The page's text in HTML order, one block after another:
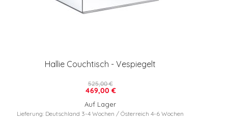
Hallie Couchtisch - Vespiegelt
469,00 €
525,00 €
Auf Lager
Lieferung: Deutschland 3-4 Wochen / Österreich 4-6 Wochen